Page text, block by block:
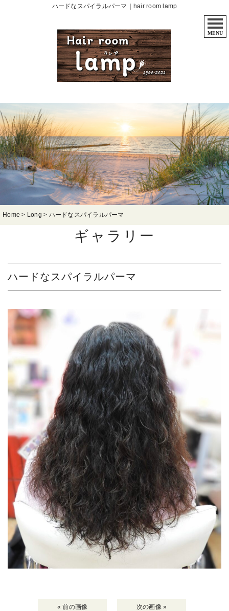
ハードなスパイラルパーマ｜hair room lamp
MENU
Home > Long > ハードなスパイラルパーマ
ギャラリー
ハードなスパイラルパーマ
« 前の画像 次の画像 »